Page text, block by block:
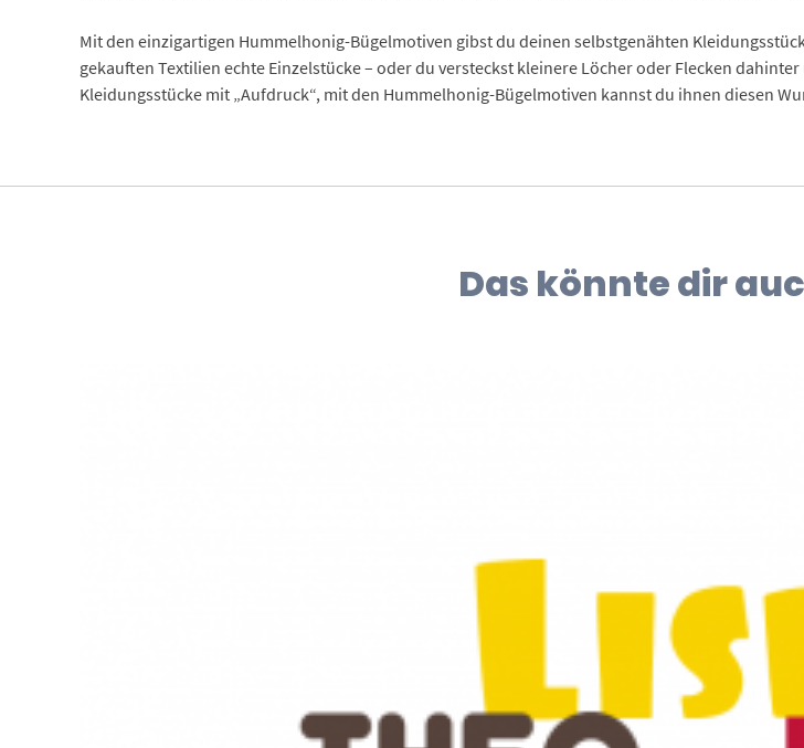
Mit den einzigartigen Hummelhonig-Bügelmotiven gibst du deinen selbstgenähten
gekauften Textilien echte Einzelstücke – oder du versteckst kleinere Löcher oder Flecken
Kleidungsstücke mit „Aufdruck“, mit den Hummelhonig-Bügelmotiven kannst du ihnen diesen
Das könnte dir